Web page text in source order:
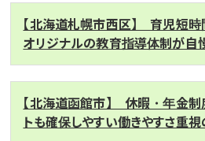
【北海道札幌市西区】 育児短時
オリジナルの教育指導体制が
【北海道函館市】 休暇・年金
トも確保しやすい働きやすさ重